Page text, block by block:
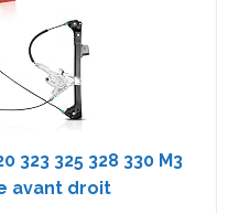
323 325 328 330 M3
avant droit